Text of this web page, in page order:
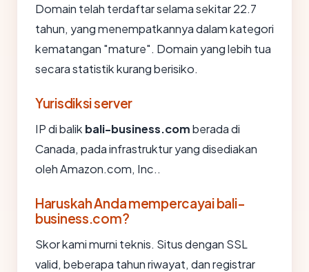
Domain telah terdaftar selama sekitar 22.7
tahun, yang menempatkannya dalam kategori
kematangan "mature". Domain yang lebih tua
secara statistik kurang berisiko.
Yurisdiksi server
IP di balik bali-business.comberada di
Canada, pada infrastruktur yang disediakan
oleh Amazon.com, Inc..
Haruskah Anda mempercayai bali-
business.com?
Skor kami murni teknis. Situs dengan SSL
valid, beberapa tahun riwayat, dan registrar